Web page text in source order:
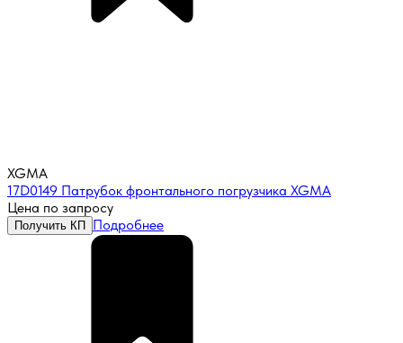
XGMA
17D0149 Патрубок фронтального погрузчика XGMA
Цена по запросу
Получить КП Подробнее